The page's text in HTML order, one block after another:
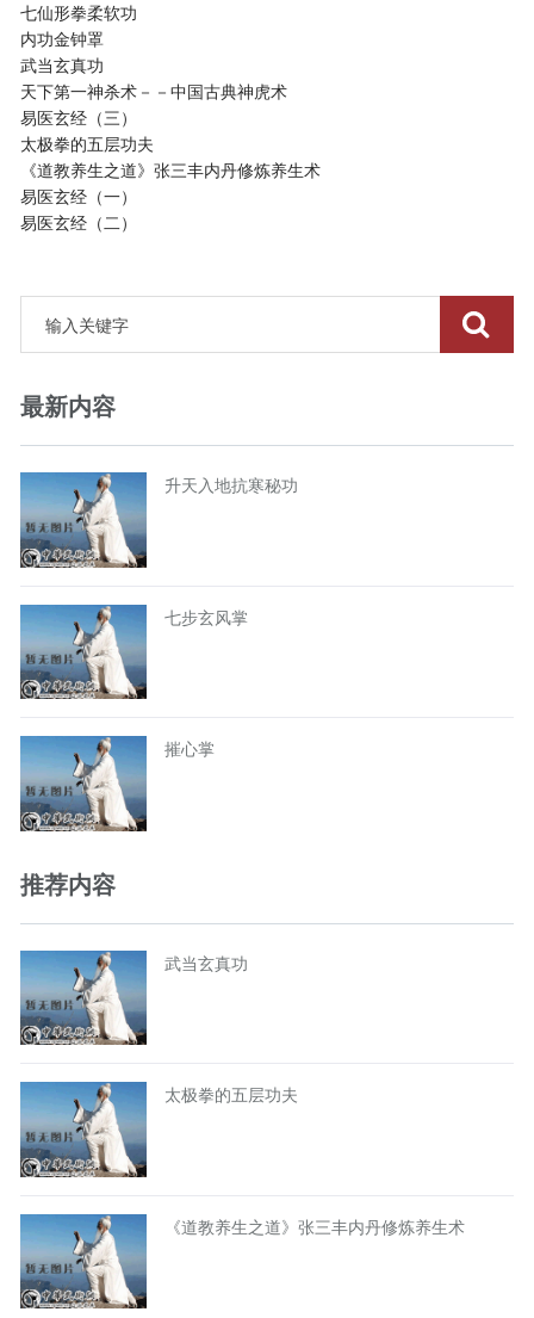
七仙形拳柔软功
内功金钟罩
武当玄真功
天下第一神杀术－－中国古典神虎术
易医玄经（三）
太极拳的五层功夫
《道教养生之道》张三丰内丹修炼养生术
易医玄经（一）
易医玄经（二）
最新内容
升天入地抗寒秘功
七步玄风掌
摧心掌
推荐内容
武当玄真功
太极拳的五层功夫
《道教养生之道》张三丰内丹修炼养生术